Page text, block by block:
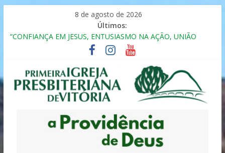
8 de agosto de 2026
Últimos:
“CONFIANÇA EM JESUS, ENTUSIASMO NA AÇÃO, UNIÃO
Seminário da Família 2025
Formação em Inclusão, Ensino e Relacionamento com
Pessoas Atípicas
12º ENCONTRO DE CASAIS
MULHER PRESBITERIANA
Primeira